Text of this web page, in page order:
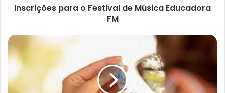
Inscrições para o Festival de Música Educadora
FM
Prefeitura
realiza
mutirão
3ª